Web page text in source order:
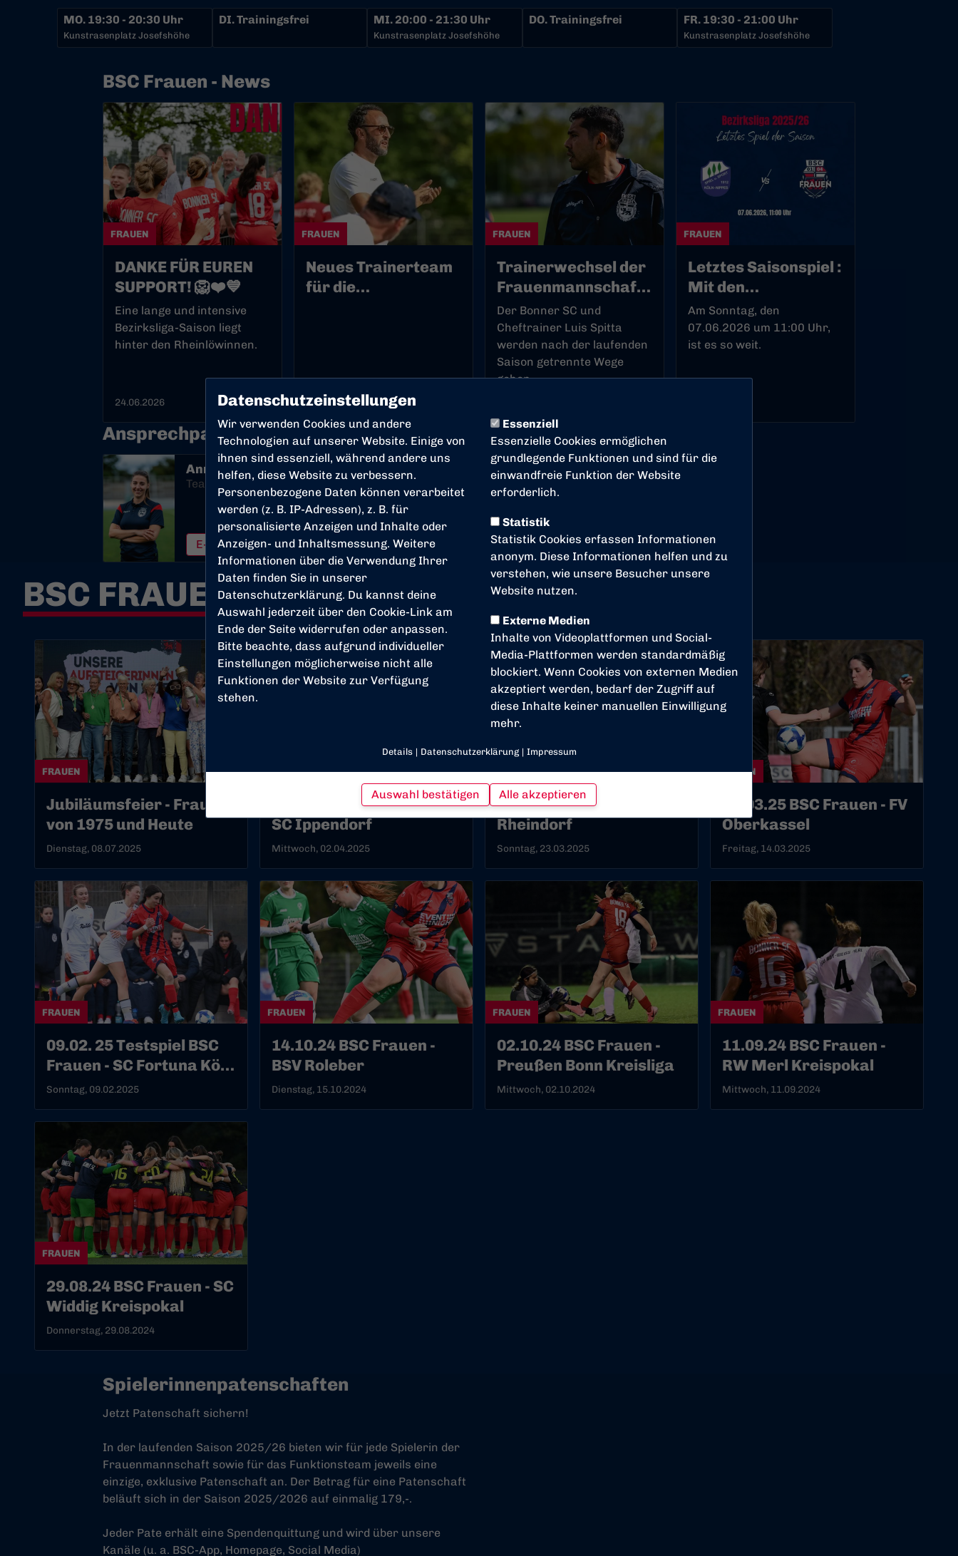
Datenschutzeinstellungen
Wir verwenden Cookies und andere
Technologien auf unserer Website. Einige von
ihnen sind essenziell, während andere uns
helfen, diese Website zu verbessern.
Personenbezogene Daten können verarbeitet
werden (z. B. IP-Adressen), z. B. für
personalisierte Anzeigen und Inhalte oder
Anzeigen- und Inhaltsmessung. Weitere
Informationen über die Verwendung Ihrer
Daten finden Sie in unserer
Datenschutzerklärung. Du kannst deine
Auswahl jederzeit über den Cookie-Link am
Ende der Seite widerrufen oder anpassen.
Bitte beachte, dass aufgrund individueller
Einstellungen möglicherweise nicht alle
Funktionen der Website zur Verfügung
stehen.
Essenziell
Essenzielle Cookies ermöglichen
grundlegende Funktionen und sind für die
einwandfreie Funktion der Website
erforderlich.
Statistik
Statistik Cookies erfassen Informationen
anonym. Diese Informationen helfen und zu
verstehen, wie unsere Besucher unsere
Website nutzen.
Externe Medien
Inhalte von Videoplattformen und Social-
Media-Plattformen werden standardmäßig
blockiert. Wenn Cookies von externen Medien
akzeptiert werden, bedarf der Zugriff auf
diese Inhalte keiner manuellen Einwilligung
mehr.
Details | Datenschutzerklärung | Impressum
Auswahl bestätigen Alle akzeptieren
MO. 19:30 - 20:30 Uhr
Kunstrasenplatz Josefshöhe
DI.Trainingsfrei MI. 20:00 - 21:30 Uhr
Kunstrasenplatz Josefshöhe
DO.Trainingsfrei FR. 19:30 - 21:00 Uhr
Kunstrasenplatz Josefshöhe
BSC Frauen - News
FRAUEN
DANKE FÜR EUREN
SUPPORT! 🦁❤️💙
Eine lange und intensive
Bezirksliga-Saison liegt
hinter den Rheinlöwinnen.
24.06.2026
FRAUEN
Neues Trainerteam
für die
10.06.2026
FRAUEN
Trainerwechsel der
Frauenmannschaft
zum Saisonende
Der Bonner SC und
Cheftrainer Luis Spitta
werden nach der laufenden
Saison getrennte Wege
gehen.
FRAUEN
Letztes Saisonspiel :
Mit den
Rheinlöwinnen nach
Nippes
Am Sonntag, den
07.06.2026 um 11:00 Uhr,
ist es so weit.
Ansprechpartnerin Frauen
Annkatrin Schmitz
Teammanagerin
E-Mail
BSC FRAUEN - BILDERGALERIE
FRAUEN
Jubiläumsfeier - Frauen
von 1975 und Heute
Dienstag, 08.07.2025
FRAUEN
Kreispokal BSC Frauen -
SC Ippendorf
Mittwoch, 02.04.2025
FRAUEN
BSC Frauen - TV
Rheindorf
Sonntag, 23.03.2025
FRAUEN
10.03.25 BSC Frauen - FV
Oberkassel
Freitag, 14.03.2025
FRAUEN
09.02. 25 Testspiel BSC
Frauen - SC Fortuna Köln
II
Sonntag, 09.02.2025
FRAUEN
14.10.24 BSC Frauen -
BSV Roleber
Dienstag, 15.10.2024
FRAUEN
02.10.24 BSC Frauen -
Preußen Bonn Kreisliga
Mittwoch, 02.10.2024
FRAUEN
11.09.24 BSC Frauen -
RW Merl Kreispokal
Mittwoch, 11.09.2024
FRAUEN
29.08.24 BSC Frauen - SC
Widdig Kreispokal
Donnerstag, 29.08.2024
Spielerinnenpatenschaften
Jetzt Patenschaft sichern!
In der laufenden Saison 2025/26 bieten wir für jede Spielerin der
Frauenmannschaft sowie für das Funktionsteam jeweils eine
einzige, exklusive Patenschaft an. Der Betrag für eine Patenschaft
beläuft sich in der Saison 2025/2026 auf einmalig 179,-.
Jeder Pate erhält eine Spendenquittung und wird über unsere
Kanäle (u. a. BSC-App, Homepage, Social Media)